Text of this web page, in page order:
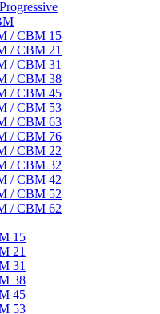
/ CBM 15
/ CBM 21
/ CBM 31
/ CBM 38
/ CBM 45
/ CBM 53
/ CBM 63
/ CBM 76
/ CBM 22
/ CBM 32
/ CBM 42
/ CBM 52
/ CBM 62
15
21
31
38
45
53